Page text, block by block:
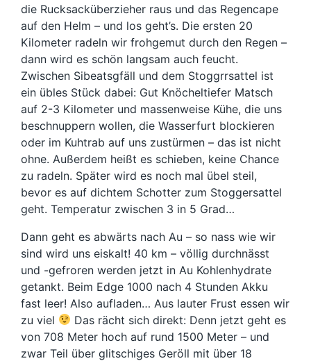
die Rucksacküberzieher raus und das Regencape
auf den Helm – und los geht’s. Die ersten 20
Kilometer radeln wir frohgemut durch den Regen –
dann wird es schön langsam auch feucht.
Zwischen Sibeatsgfäll und dem Stoggrrsattel ist
ein übles Stück dabei: Gut Knöcheltiefer Matsch
auf 2-3 Kilometer und massenweise Kühe, die uns
beschnuppern wollen, die Wasserfurt blockieren
oder im Kuhtrab auf uns zustürmen – das ist nicht
ohne. Außerdem heißt es schieben, keine Chance
zu radeln. Später wird es noch mal übel steil,
bevor es auf dichtem Schotter zum Stoggersattel
geht. Temperatur zwischen 3 in 5 Grad…
Dann geht es abwärts nach Au – so nass wie wir
sind wird uns eiskalt! 40 km – völlig durchnässt
und -gefroren werden jetzt in Au Kohlenhydrate
getankt. Beim Edge 1000 nach 4 Stunden Akku
fast leer! Also aufladen… Aus lauter Frust essen wir
zu viel
Das rächt sich direkt: Denn jetzt geht es
von 708 Meter hoch auf rund 1500 Meter – und
zwar Teil über glitschiges Geröll mit über 18